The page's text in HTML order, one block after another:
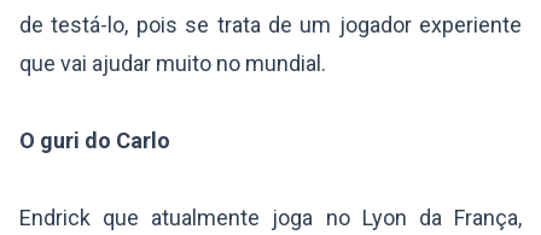
de testá-lo, pois se trata de um jogador experiente
que vai ajudar muito no mundial.
O guri do Carlo
Endrick que atualmente joga no Lyon da França,